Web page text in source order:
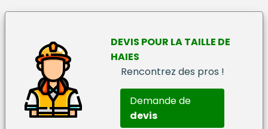
DEVIS POUR LATAILLE DE
HAIES
Rencontrez des pros !
Demande de
devis